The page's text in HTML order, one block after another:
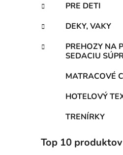
PRE DETI
DEKY, VAKY
PREHOZY NA
SEDACIU
MATRACOVÉ
HOTELOVÝ
TRENÍRKY
Top 10 produktov